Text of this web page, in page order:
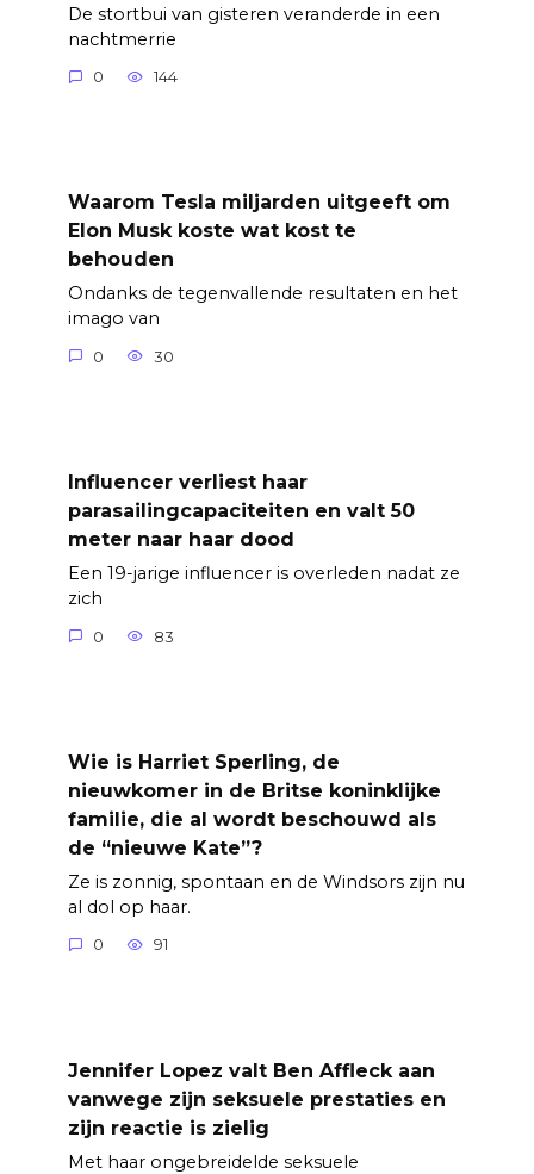
De stortbui van gisteren veranderde in een
nachtmerrie
0 144
Waarom Tesla miljarden uitgeeft om
Elon Musk koste wat kost te
behouden
Ondanks de tegenvallende resultaten en het
imago van
0 30
Influencer verliest haar
parasailingcapaciteiten en valt 50
meter naar haar dood
Een 19-jarige influencer is overleden nadat ze
zich
0 83
Wie is Harriet Sperling, de
nieuwkomer in de Britse koninklijke
familie, die al wordt beschouwd als
de “nieuwe Kate”?
Ze is zonnig, spontaan en de Windsors zijn nu
al dol op haar.
0 91
Jennifer Lopez valt Ben Affleck aan
vanwege zijn seksuele prestaties en
zijn reactie is zielig
Met haar ongebreidelde seksuele